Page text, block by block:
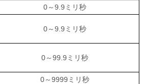
0～9.9ミリ秒
0～9.9ミリ秒
0～99.9ミリ秒
0～9999ミリ秒